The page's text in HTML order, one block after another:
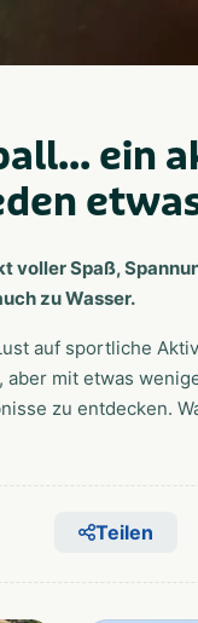
ein
voller Spaß,
zu Wasser.
auf sportliche
mit etwas
zu entdecken.
Teilen